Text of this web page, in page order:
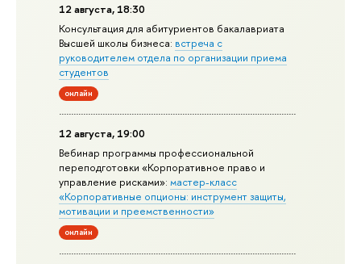
12 августа, 18:30
Консультация для абитуриентов бакалавриата
Высшей школы бизнеса: встреча с
руководителем отдела по организации приема
студентов
онлайн
12 августа, 19:00
Вебинар программы профессиональной
переподготовки «Корпоративное право и
управление рисками»:мастер-класс
«Корпоративные опционы: инструмент защиты,
мотивации и преемственности»
онлайн